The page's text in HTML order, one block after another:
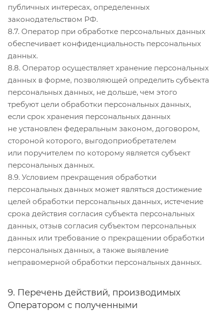
публичных интересах, определенных
законодательством РФ.
8.7. Оператор при обработке персональных данных
обеспечивает конфиденциальность персональных
данных.
8.8. Оператор осуществляет хранение персональных
данных в форме, позволяющей определить субъекта
персональных данных, не дольше, чем этого
требуют цели обработки персональных данных,
если срок хранения персональных данных
не установлен федеральным законом, договором,
стороной которого, выгодоприобретателем
или поручителем по которому является субъект
персональных данных.
8.9. Условием прекращения обработки
персональных данных может являться достижение
целей обработки персональных данных, истечение
срока действия согласия субъекта персональных
данных, отзыв согласия субъектом персональных
данных или требование о прекращении обработки
персональных данных, а также выявление
неправомерной обработки персональных данных.
9. Перечень действий, производимых
Оператором с полученными